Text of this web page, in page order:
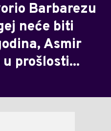
Barbarezu
neće biti
Asmir
prošlosti...